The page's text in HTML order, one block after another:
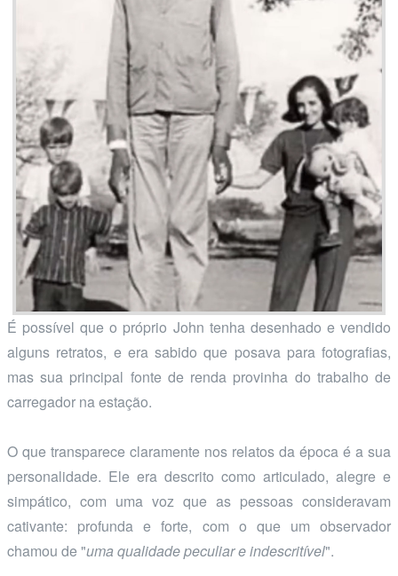
É possível que o próprio John tenha desenhado e vendido
alguns retratos, e era sabido que posava para fotografias,
mas sua principal fonte de renda provinha do trabalho de
carregador na estação.
O que transparece claramente nos relatos da época é a sua
personalidade. Ele era descrito como articulado, alegre e
simpático, com uma voz que as pessoas consideravam
cativante: profunda e forte, com o que um observador
chamou de "uma qualidade peculiar e indescritível".